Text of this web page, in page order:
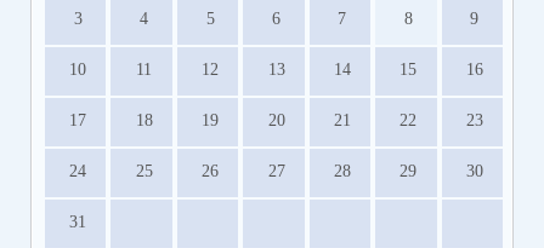
3 4 5 6 7 8 9
10 11 12 13 14 15 16
17 18 19 20 21 22 23
24 25 26 27 28 29 30
31